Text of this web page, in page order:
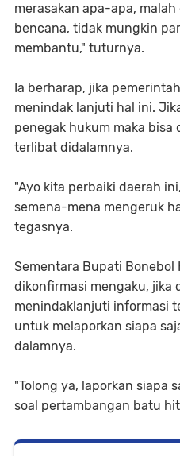
merasakan apa-apa,
bencana, tidak mungkin
membantu," tuturnya.
Ia berharap, jika
menindak lanjuti hal ini.
penegak hukum maka
terlibat didalamnya.
"Ayo kita perbaiki daerah
semena-mena mengeruk
tegasnya.
Sementara Bupati Bonebol
dikonfirmasi mengaku, jika
menindaklanjuti informasi
untuk melaporkan siapa
dalamnya.
"Tolong ya, laporkan siapa
soal pertambangan batu